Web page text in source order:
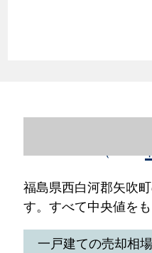
福島県西白河郡矢吹
す。すべて中央値を
一戸建ての売却相場